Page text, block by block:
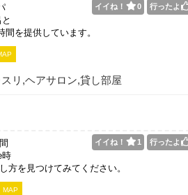
イイね！ 0 行ったよ
を提供しています。
リ,ヘアサロン,貸し部屋
イイね！ 1 行ったよ
時
方を見つけてみてください。
MAP